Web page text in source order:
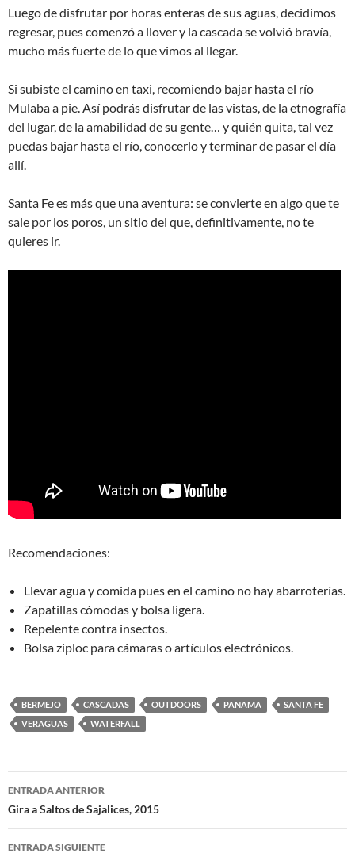
Luego de disfrutar por horas enteras de sus aguas, decidimos
regresar, pues comenzó a llover y la cascada se volvió bravía,
mucho más fuerte de lo que vimos al llegar.
Si subiste el camino en taxi, recomiendo bajar hasta el río
Mulaba a pie. Así podrás disfrutar de las vistas, de la etnografía
del lugar, de la amabilidad de su gente… y quién quita, tal vez
puedas bajar hasta el río, conocerlo y terminar de pasar el día
allí.
Santa Fe es más que una aventura: se convierte en algo que te
sale por los poros, un sitio del que, definitivamente, no te
quieres ir.
Recomendaciones:
Llevar agua y comida pues en el camino no hay abarroterías.
Zapatillas cómodas y bolsa ligera.
Repelente contra insectos.
Bolsa ziploc para cámaras o artículos electrónicos.
BERMEJO CASCADAS OUTDOORS PANAMA
SANTA FE
VERAGUAS
WATERFALL
Navegación
de
ENTRADA ANTERIOR
Gira a Saltos de Sajalices, 2015
ENTRADA SIGUIENTE